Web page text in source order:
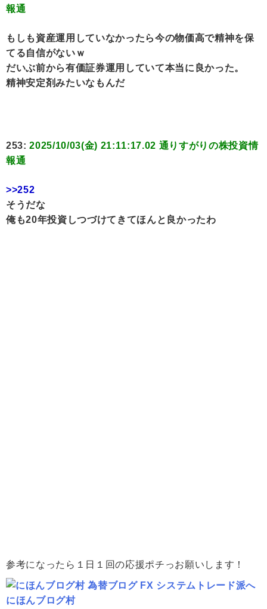
報通
もしも資産運用していなかったら今の物価高で精神を保
てる自信がないｗ
だいぶ前から有価証券運用していて本当に良かった。
精神安定剤みたいなもんだ
253:2025/10/03(金) 21:11:17.02 通りすがりの株投資情
報通
>>252
そうだな
俺も20年投資しつづけてきてほんと良かったわ
参考になったら１日１回の応援ポチっお願いします！
にほんブログ村